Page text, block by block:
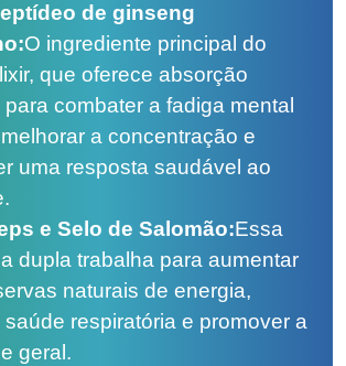
de ginseng
O ingrediente principal do
que oferece absorção
combater a fadiga mental
a concentração e
uma resposta saudável ao
e Selo de Salomão:Essa
dupla trabalha para aumentar
naturais de energia,
respiratória e promover a
geral.